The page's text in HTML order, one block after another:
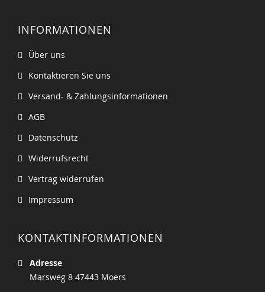
INFORMATIONEN
Über uns
Kontaktieren Sie uns
Versand- & Zahlungsinformationen
AGB
Datenschutz
Widerrufsrecht
Vertrag widerrufen
Impressum
KONTAKTINFORMATIONEN
Adresse
Marsweg 8 47443 Moers